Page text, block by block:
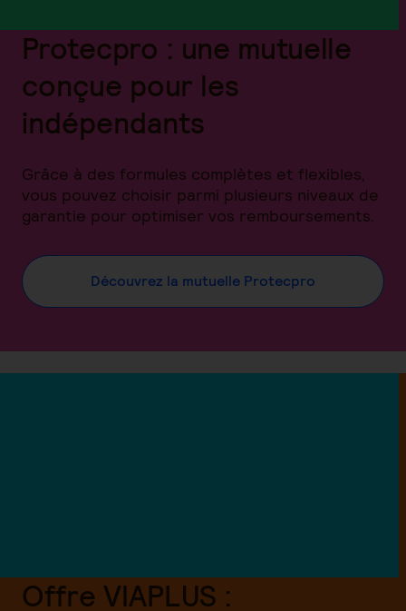
Protecpro : une mutuelle
conçue pour les
indépendants
Grâce à des formules complètes et flexibles,
vous pouvez choisir parmi plusieurs niveaux de
garantie pour optimiser vos remboursements.
Découvrez la mutuelle Protecpro
Offre VIAPLUS :